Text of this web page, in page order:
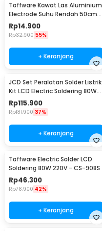
Taffware Kawat Las Aluminium
Electrode Suhu Rendah 50cm
20 PCS 1.6mm - M127271
Rp14.900
Rp32.900 55%
+ Keranjang
JCD Set Peralatan Solder Listrik
Kit LCD Electric Soldering 80W
220V - CS-908S A
Rp115.900
Rp181.900 37%
+ Keranjang
Taffware Electric Solder LCD
Soldering 80W 220V - CS-908S
Rp46.300
Rp78.900 42%
+ Keranjang